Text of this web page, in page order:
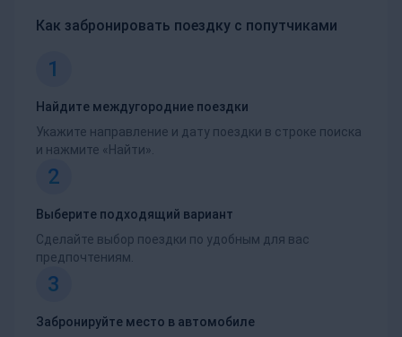
Как забронировать поездку с попутчиками
1
Найдите междугородние поездки
Укажите направление и дату поездки в строке поиска
и нажмите «Найти».
2
Выберите подходящий вариант
Сделайте выбор поездки по удобным для вас
предпочтениям.
3
Забронируйте место в автомобиле